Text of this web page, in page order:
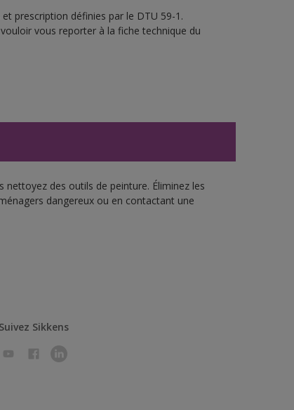
prescription définies par le DTU 59-1.
vous reporter à la fiche technique du
des outils de peinture. Éliminez les
dangereux ou en contactant une
Suivez Sikkens